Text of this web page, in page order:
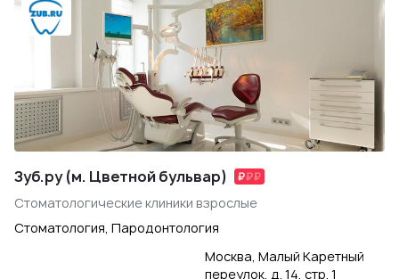
Зуб.ру (м. Цветной бульвар)
Стоматологические клиники взрослые
Стоматология, Пародонтология
Москва, Малый Каретный
переулок, д. 14, стр. 1